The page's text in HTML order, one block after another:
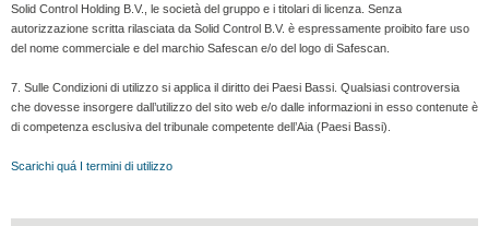
Solid Control Holding B.V., le società del gruppo e i titolari di licenza. Senza
autorizzazione scritta rilasciata da Solid Control B.V. è espressamente proibito fare uso
del nome commerciale e del marchio Safescan e/o del logo di Safescan.
7. Sulle Condizioni di utilizzo si applica il diritto dei Paesi Bassi. Qualsiasi controversia
che dovesse insorgere dall’utilizzo del sito web e/o dalle informazioni in esso contenute è
di competenza esclusiva del tribunale competente dell’Aia (Paesi Bassi).
Scarichi quá I termini di utilizzo